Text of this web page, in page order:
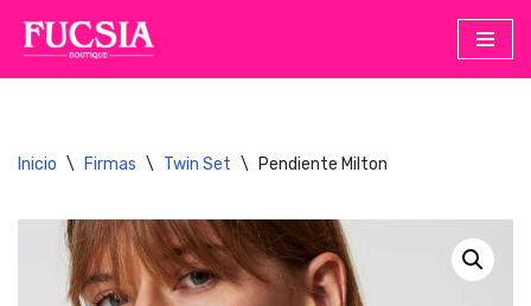
Saltar
Inicio \ Firmas \ Twin Set \ Pendiente Milton